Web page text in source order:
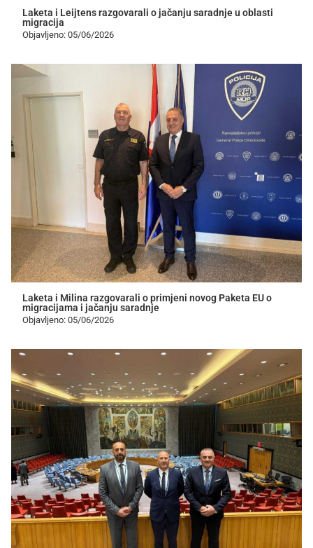
Laketa i Leijtens razgovarali o jačanju saradnje u oblasti
migracija
Objavljeno: 05/06/2026
Laketa i Milina razgovarali o primjeni novog Paketa EU o
migracijama i jačanju saradnje
Objavljeno: 05/06/2026